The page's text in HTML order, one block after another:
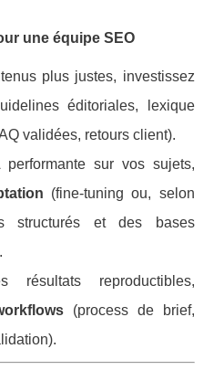
une équipe SEO
plus justes, investissez
éditoriales, lexique
validées, retours client).
sur vos sujets,
(fine-tuning ou, selon
structurés et des bases
reproductibles,
(process de brief,